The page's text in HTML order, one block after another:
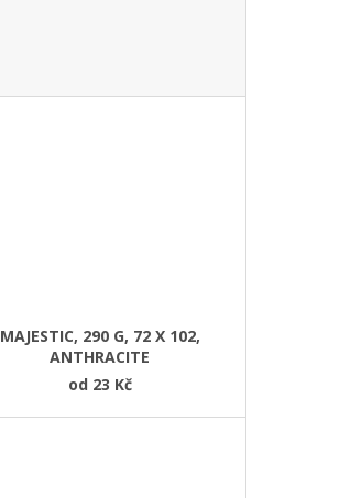
MAJESTIC, 290 G, 72 X 102,
ANTHRACITE
od 23 Kč